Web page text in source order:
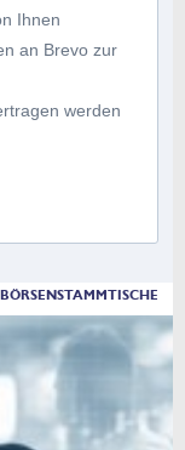
Ihnen
an Brevo zur
werden
BÖRSENSTAMMTISCHE